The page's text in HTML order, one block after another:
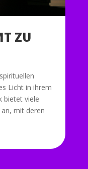
ZU
Licht in ihrem
bietet viele
mit deren